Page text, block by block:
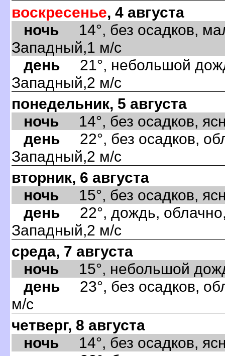
воскресенье, 4 августа
ночь 14°, без осадков,
Западный,1 м/с
день 21°, небольшой
Западный,2 м/с
понедельник, 5 августа
ночь 14°, без осадков,
день 22°, без осадков,
Западный,2 м/с
вторник, 6 августа
ночь 15°, без осадков,
день 22°, дождь,
Западный,2 м/с
среда, 7 августа
ночь 15°, небольшой
день 23°, без осадков,
м/с
четверг, 8 августа
ночь 14°, без осадков,